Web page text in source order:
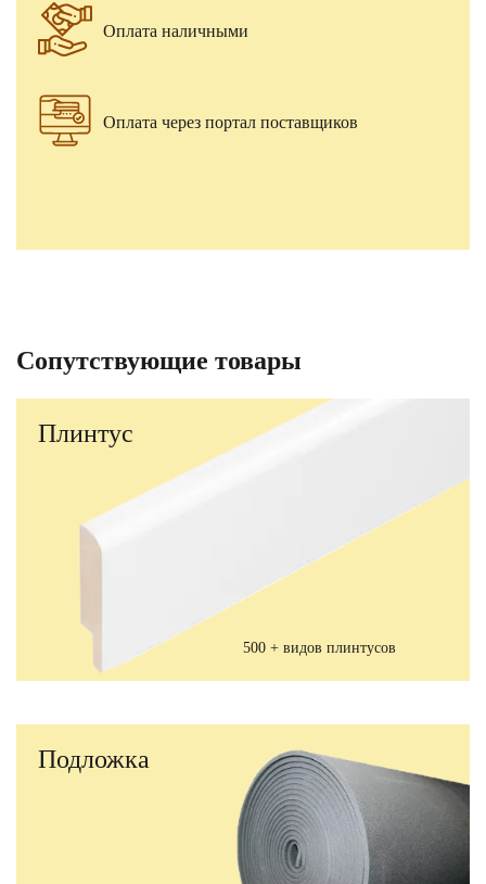
Оплата наличными
Оплата через портал поставщиков
Сопутствующие товары
Плинтус
500 + видов плинтусов
Подложка